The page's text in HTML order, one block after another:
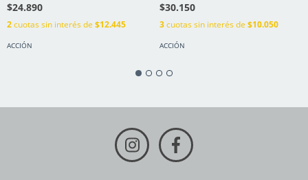
$24.890
2cuotas sin interés de $12.445
ACCIÓN
$30.150
3cuotas sin interés de $10.050
ACCIÓN